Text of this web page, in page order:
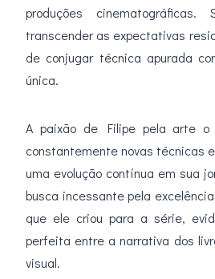
produções
transcender as expectativas
de conjugar técnica apurada
única.
A paixão de Filipe pela arte o
constantemente novas técnicas
uma evolução contínua em sua
busca incessante pela
que ele criou para a série,
perfeita entre a narrativa dos
visual.